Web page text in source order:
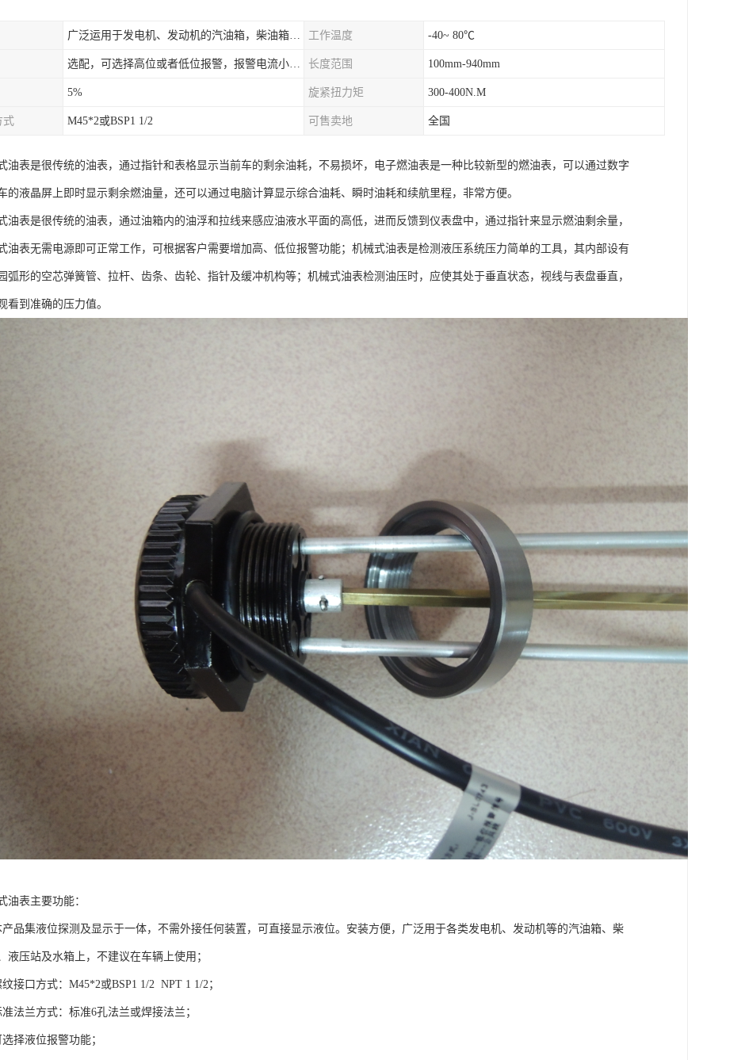
广泛运用于发电机、发动机的汽油箱，柴油箱，液压站，水箱上 工作温度 -40~ 80℃
选配，可选择高位或者低位报警，报警电流小于500mA，报警点可设在9/10和1/10位置 长度范围 100mm-940mm
5% 旋紧扭力矩 300-400N.M
式 M45*2或BSP1 1/2 可售卖地 全国
油表是很传统的油表，通过指针和表格显示当前车的剩余油耗，不易损坏，电子燃油表是一种比较新型的燃油表，可以通过数字
的液晶屏上即时显示剩余燃油量，还可以通过电脑计算显示综合油耗、瞬时油耗和续航里程，非常方便。
油表是很传统的油表，通过油箱内的油浮和拉线来感应油液水平面的高低，进而反馈到仪表盘中，通过指针来显示燃油剩余量，
油表无需电源即可正常工作，可根据客户需要增加高、低位报警功能；机械式油表是检测液压系统压力简单的工具，其内部设有
弧形的空芯弹簧管、拉杆、齿条、齿轮、指针及缓冲机构等；机械式油表检测油压时，应使其处于垂直状态，视线与表盘垂直，
看到准确的压力值。
油表主要功能：
产品集液位探测及显示于一体，不需外接任何装置，可直接显示液位。安装方便，广泛用于各类发电机、发动机等的汽油箱、柴
液压站及水箱上，不建议在车辆上使用；
纹接口方式：M45*2或BSP1 1/2 NPT 1 1/2；
法兰方式：标准6孔法兰或焊接法兰；
择液位报警功能；